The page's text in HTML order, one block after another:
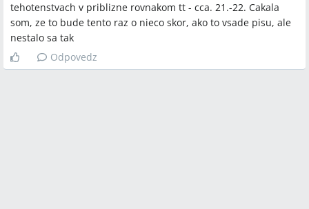
tehotenstvach v priblizne rovnakom tt - cca. 21.-22. Cakala
som, ze to bude tento raz o nieco skor, ako to vsade pisu, ale
nestalo sa tak
Odpovedz